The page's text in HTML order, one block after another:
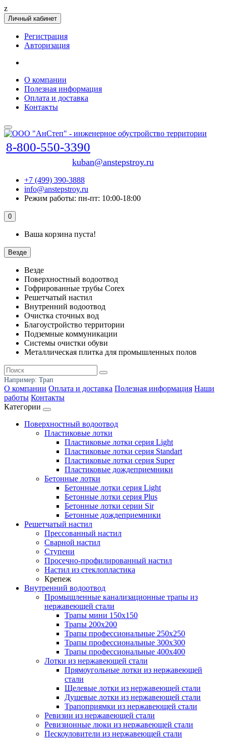
z
Личный кабинет
Регистрация
Авторизация
О компании
Полезная информация
Оплата и доставка
Контакты
8-800-550-3390
kuban@anstepstroy.ru
+7 (499) 390-3888
info@anstepstroy.ru
Режим работы: пн-пт: 10:00-18:00
0
Ваша корзина пуста!
Везде
Везде
Поверхностный водоотвод
Гофрированные трубы Corex
Решетчатый настил
Внутренний водоотвод
Очистка сточных вод
Благоустройство территории
Подземные коммуникации
Системы очистки обуви
Металлическая плитка для промышленных полов
Например: Трап
О компании Оплата и доставка Полезная информация Наши
работы Контакты
Категории
Поверхностный водоотвод
Пластиковые лотки
Пластиковые лотки серия Light
Пластиковые лотки серия Standart
Пластиковые лотки серия Super
Пластиковые дождеприемники
Бетонные лотки
Бетонные лотки серия Light
Бетонные лотки серия Plus
Бетонные лотки серии Sir
Бетонные дождеприемники
Решетчатый настил
Прессованный настил
Сварной настил
Ступени
Просечно-профилированный настил
Настил из стеклопластика
Крепеж
Внутренний водоотвод
Промышленные канализационные трапы из
нержавеющей стали
Трапы мини 150х150
Трапы 200х200
Трапы профессиональные 250х250
Трапы профессиональные 300х300
Трапы профессиональные 400х400
Лотки из нержавеющей стали
Прямоугольные лотки из нержавеющей
стали
Щелевые лотки из нержавеющей стали
Душевые лотки из нержавеющей стали
Трапоприямки из нержавеющей стали
Ревизии из нержавеющей стали
Ревизионные люки из нержавеющей стали
Пескоуловители из нержавеющей стали